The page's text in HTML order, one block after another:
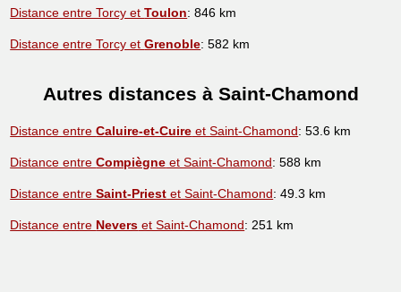
Distance entre Torcy etToulon: 846 km
Distance entre Torcy etGrenoble: 582 km
Autres distances à Saint-Chamond
Distance entreCaluire-et-Cuire et Saint-Chamond: 53.6 km
Distance entreCompiègne et Saint-Chamond: 588 km
Distance entreSaint-Priest et Saint-Chamond: 49.3 km
Distance entre Nevers et Saint-Chamond: 251 km